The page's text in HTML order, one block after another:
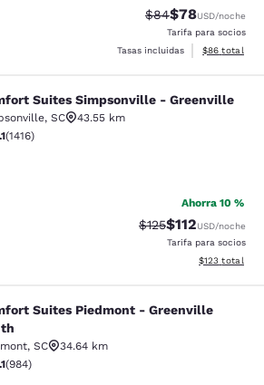
Tarifa tachada:
$84Tarifa
$78USD/noche
Tarifa para socios
Tasas incluidas
Ver detalles
$86 total
Simpsonville -
Suites Simpsonville - Greenville
, SC
43.55 km
de 4.07 estrellas. Muy bueno. 1416
(1416)
Ahorra 10 %
Tarifa tachada:
$125Tarifa reducida:
$112USD/noche
Tarifa para socios
Ver detalles
$123 total
Piedmont -
Suites Piedmont - Greenville
, SC
34.64 km
de 4.07 estrellas. Muy bueno. 984 reseñas
(984)